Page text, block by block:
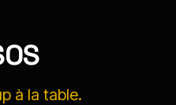
à la table.